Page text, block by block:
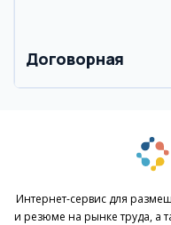
Договорная
Интернет-сервис для
и резюме на рынке труда, а